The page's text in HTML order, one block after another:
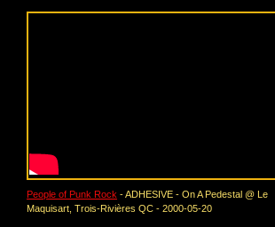
People of Punk Rock - ADHESIVE - On A Pedestal @ Le
Maquisart, Trois-Rivières QC - 2000-05-20